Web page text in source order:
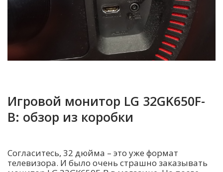
Игровой монитор LG 32GK650F-
B: обзор из коробки
Согласитесь, 32 дюйма – это уже формат
телевизора. И было очень страшно заказывать